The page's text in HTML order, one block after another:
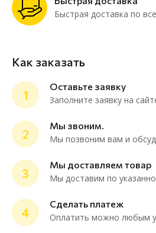
Быстрая доставка по
Как заказать
1
Оставьте заявку
Заполните заявку на
2
Мы звоним.
Мы позвоним вам и
3
Мы доставляем товар
Мы доставим по
4
Сделать платеж
Оплатить можно любым
online
Мессенджеры
Нужна консультация или
предложение? Пиши в